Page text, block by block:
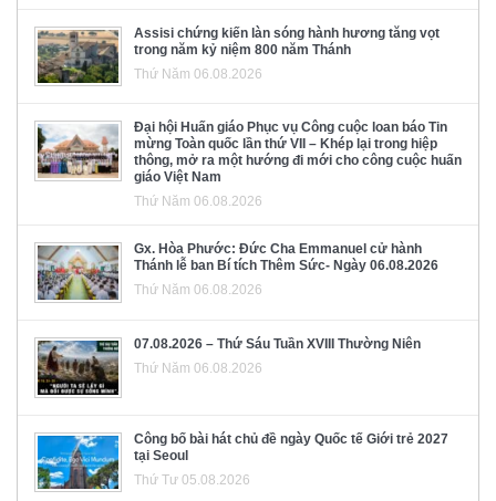
Assisi chứng kiến làn sóng hành hương tăng vọt
trong năm kỷ niệm 800 năm Thánh
Thứ Năm 06.08.2026
Đại hội Huấn giáo Phục vụ Công cuộc loan báo Tin
mừng Toàn quốc lần thứ VII – Khép lại trong hiệp
thông, mở ra một hướng đi mới cho công cuộc huấn
giáo Việt Nam
Thứ Năm 06.08.2026
Gx. Hòa Phước: Đức Cha Emmanuel cử hành
Thánh lễ ban Bí tích Thêm Sức- Ngày 06.08.2026
Thứ Năm 06.08.2026
07.08.2026 – Thứ Sáu Tuần XVIII Thường Niên
Thứ Năm 06.08.2026
Công bố bài hát chủ đề ngày Quốc tế Giới trẻ 2027
tại Seoul
Thứ Tư 05.08.2026